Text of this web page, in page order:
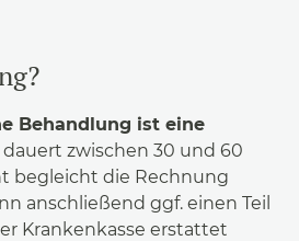
Behandlung ist eine
zwischen 30 und 60
begleicht die Rechnung
anschließend ggf. einen Teil
Krankenkasse erstattet